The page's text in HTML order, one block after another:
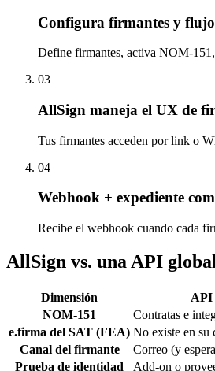
Configura firmantes y flujo
Define firmantes, activa NOM-
03
AllSign maneja el UX de
Tus firmantes acceden por link o
04
Webhook + expediente
Recibe el webhook cuando cada
AllSign vs. una API
Dimensión API
NOM-151
Contratas e
e.firma del SAT (FEA) No existe en su
Canal del firmante
Correo (y
Prueba de identidad
Add-on o